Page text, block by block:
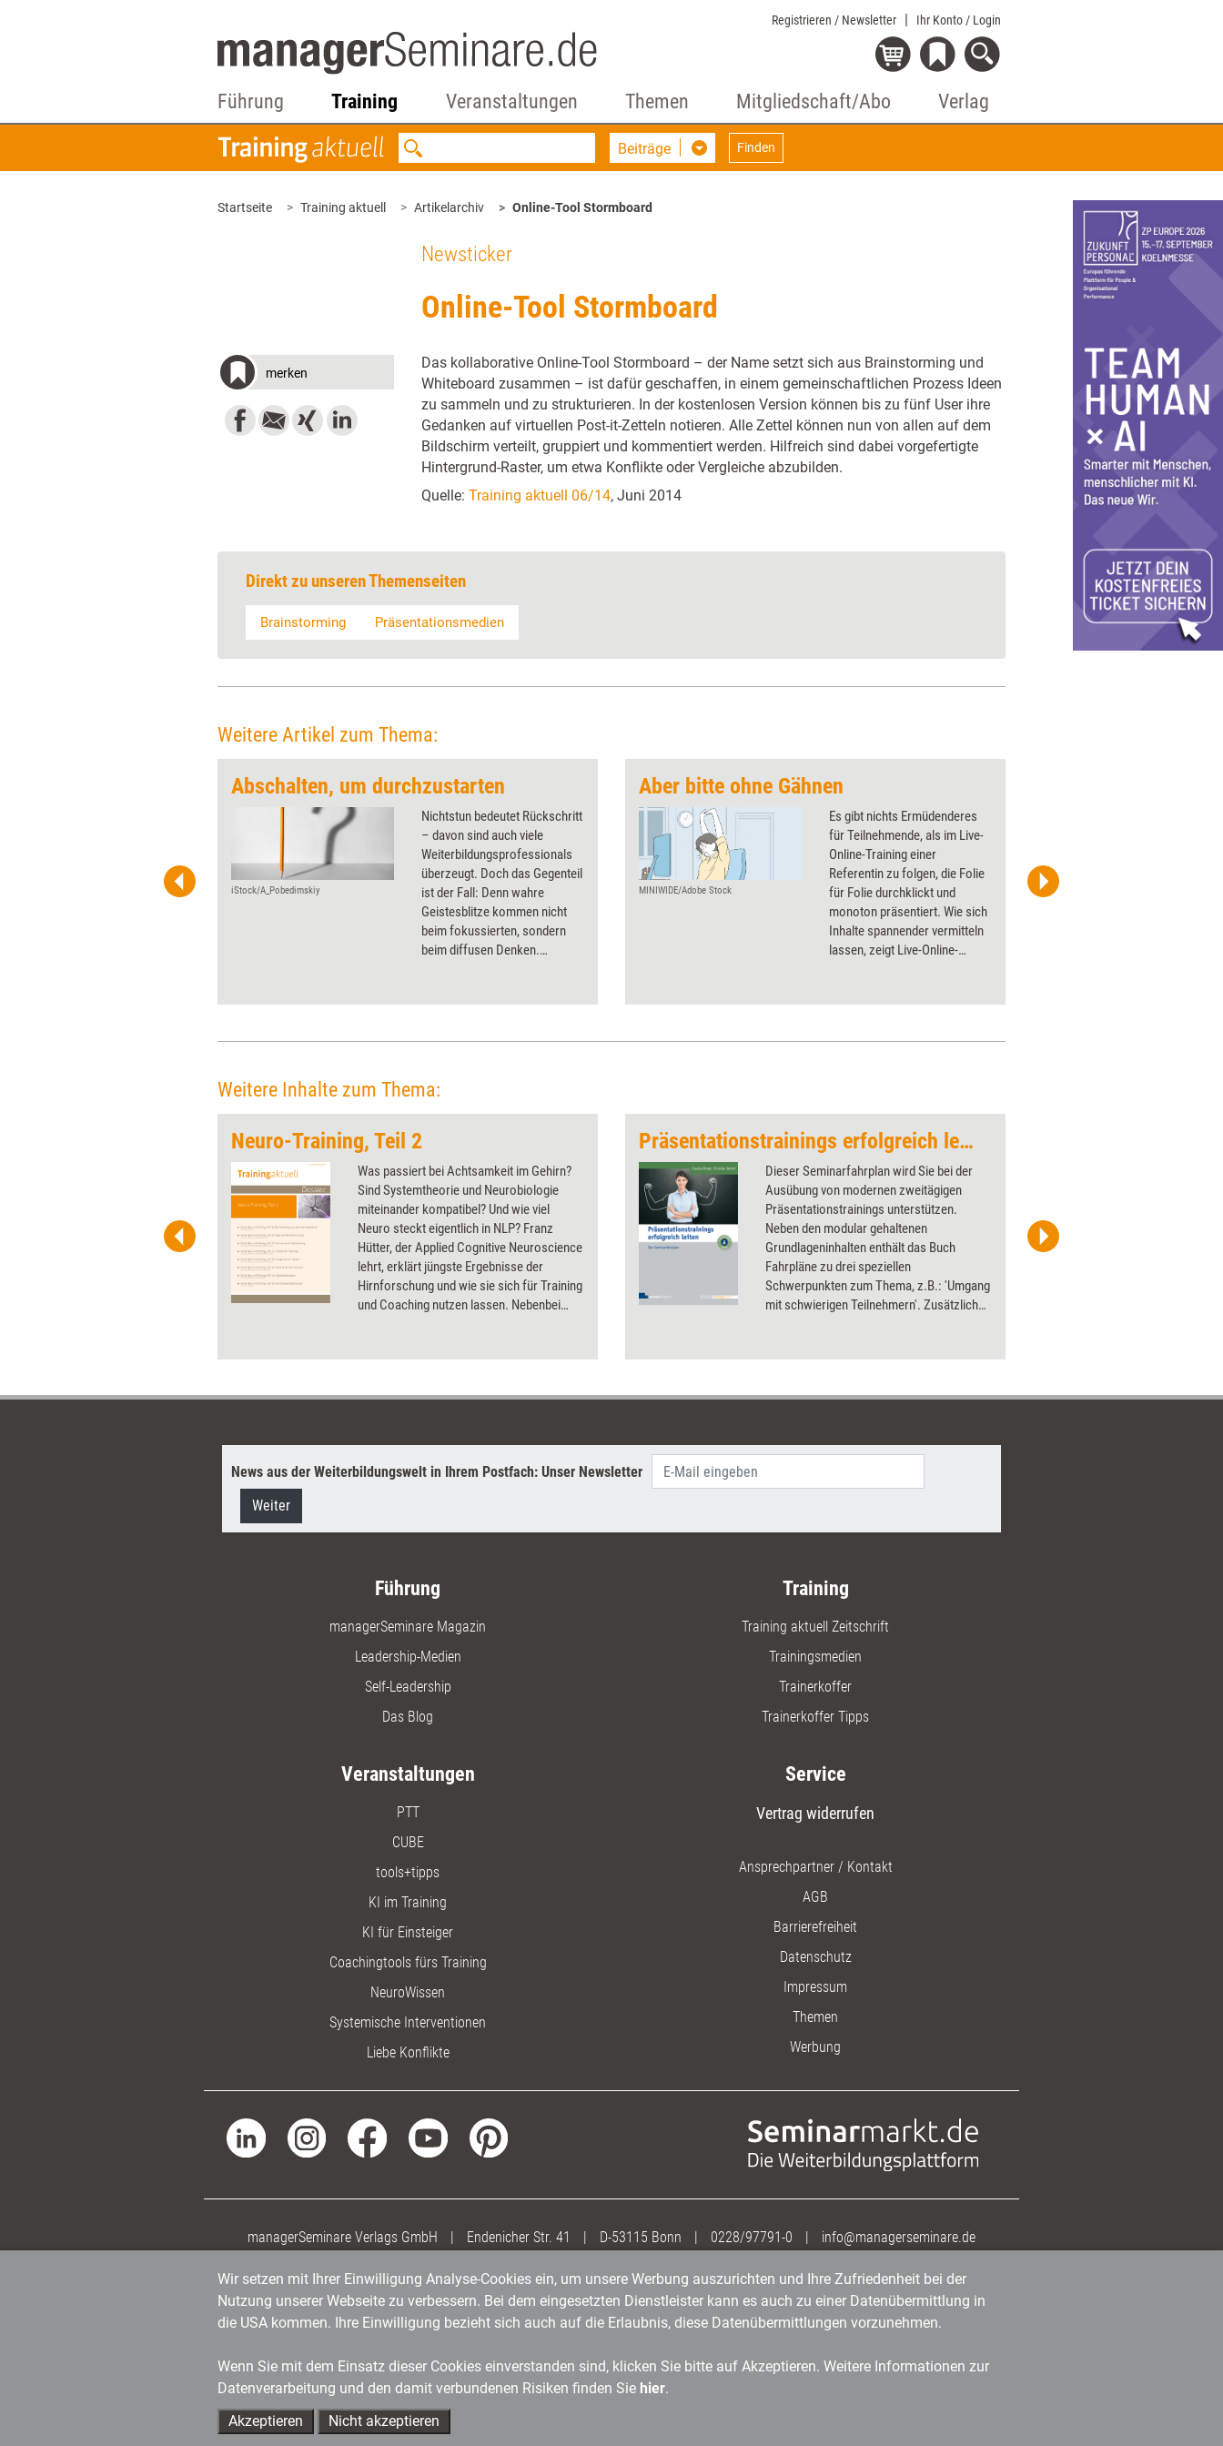
Registrieren / Newsletter Ihr Konto / Login
Führung Training Veranstaltungen Themen Mitgliedschaft/Abo Verlag
Beiträge Finden
Startseite Training aktuell Artikelarchiv Online-Tool Stormboard
Newsticker
Online-Tool Stormboard
merken
Das kollaborative Online-Tool Stormboard – der Name setzt sich aus Brainstorming und
Whiteboard zusammen – ist dafür geschaffen, in einem gemeinschaftlichen Prozess Ideen
zu sammeln und zu strukturieren. In der kostenlosen Version können bis zu fünf User ihre
Gedanken auf virtuellen Post-it-Zetteln notieren. Alle Zettel können nun von allen auf dem
Bildschirm verteilt, gruppiert und kommentiert werden. Hilfreich sind dabei vorgefertigte
Hintergrund-Raster, um etwa Konflikte oder Vergleiche abzubilden.
Quelle: Training aktuell 06/14, Juni 2014
Direkt zu unseren Themenseiten
Brainstorming Präsentationsmedien
Weitere Artikel zum Thema:
klassischen Figuren bis hin zu
Abschalten, um durchzustarten
iStock/A_Pobedimskiy
Nichtstun bedeutet Rückschritt
– davon sind auch viele
Weiterbildungsprofessionals
überzeugt. Doch das Gegenteil
ist der Fall: Denn wahre
Geistesblitze kommen nicht
beim fokussierten, sondern
beim diffusen Denken.
Aber bitte ohne Gähnen
MINIWIDE/Adobe Stock
Es gibt nichts Ermüdenderes
für Teilnehmende, als im Live-
Online-Training einer
Referentin zu folgen, die Folie
für Folie durchklickt und
monoton präsentiert. Wie sich
Inhalte spannender vermitteln
lassen, zeigt Live-Online-
cienpies/iStock
Weitere Inhalte zum Thema:
Neuro-Training, Teil 2
Was passiert bei Achtsamkeit im Gehirn?
Sind Systemtheorie und Neurobiologie
miteinander kompatibel? Und wie viel
Neuro steckt eigentlich in NLP? Franz
Hütter, der Applied Cognitive Neuroscience
lehrt, erklärt jüngste Ergebnisse der
Hirnforschung und wie sie sich für Training
und Coaching nutzen lassen. Nebenbei
Präsentationstrainings erfolgreich leiten
Dieser Seminarfahrplan wird Sie bei der
Ausübung von modernen zweitägigen
Präsentationstrainings unterstützen.
Neben den modular gehaltenen
Grundlageninhalten enthält das Buch
Fahrpläne zu drei speziellen
Schwerpunkten zum Thema, z.B.: 'Umgang
mit schwierigen Teilnehmern'. Zusätzliche
ergänzen das Buch.
News aus der Weiterbildungswelt in Ihrem Postfach: Unser Newsletter
Weiter
Führung
managerSeminare Magazin
Leadership-Medien
Self-Leadership
Das Blog
Training
Training aktuell Zeitschrift
Trainingsmedien
Trainerkoffer
Trainerkoffer Tipps
Veranstaltungen
PTT
CUBE
tools+tipps
KI im Training
KI für Einsteiger
Coachingtools fürs Training
NeuroWissen
Systemische Interventionen
Liebe Konflikte
Service
Vertrag widerrufen
Ansprechpartner / Kontakt
AGB
Barrierefreiheit
Datenschutz
Impressum
Themen
Werbung
managerSeminare Verlags GmbH | Endenicher Str. 41 | D-53115 Bonn | 0228/97791-0 | info@managerseminare.de
Wir setzen mit Ihrer Einwilligung Analyse-Cookies ein, um unsere Werbung auszurichten und Ihre Zufriedenheit bei der
Nutzung unserer Webseite zu verbessern. Bei dem eingesetzten Dienstleister kann es auch zu einer Datenübermittlung in
die USA kommen. Ihre Einwilligung bezieht sich auch auf die Erlaubnis, diese Datenübermittlungen vorzunehmen.
Wenn Sie mit dem Einsatz dieser Cookies einverstanden sind, klicken Sie bitte auf Akzeptieren. Weitere Informationen zur
Datenverarbeitung und den damit verbundenen Risiken finden Sie hier.
Akzeptieren
Nicht akzeptieren